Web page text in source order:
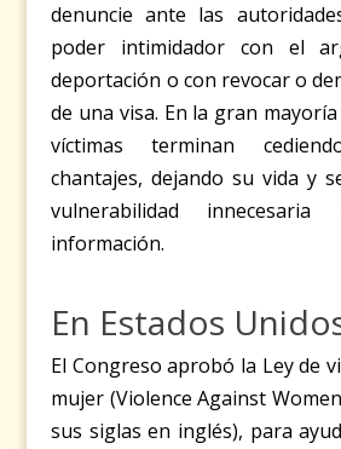
denuncie ante las
poder intimidador con el
deportación o con revocar o
de una visa. En la gran
víctimas terminan
chantajes, dejando su vida y
vulnerabilidad
información.
En Estados
El Congreso aprobó la Ley de
mujer (Violence Against Women
sus siglas en inglés), para